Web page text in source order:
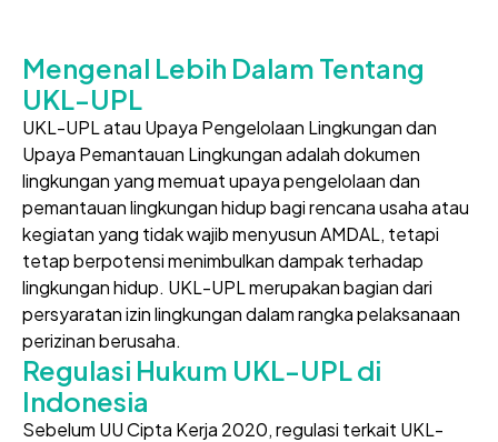
Mengenal Lebih Dalam Tentang
UKL-UPL
UKL-UPL atau Upaya Pengelolaan Lingkungan dan
Upaya Pemantauan Lingkungan adalah dokumen
lingkungan yang memuat upaya pengelolaan dan
pemantauan lingkungan hidup bagi rencana usaha atau
kegiatan yang tidak wajib menyusun AMDAL, tetapi
tetap berpotensi menimbulkan dampak terhadap
lingkungan hidup. UKL-UPL merupakan bagian dari
persyaratan izin lingkungan dalam rangka pelaksanaan
perizinan berusaha.
Regulasi Hukum UKL-UPL di
Indonesia
Sebelum UU Cipta Kerja 2020, regulasi terkait UKL-